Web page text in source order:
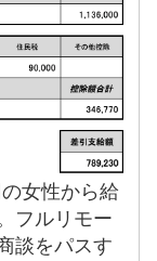
女性から給
フルリモー
談をパスす